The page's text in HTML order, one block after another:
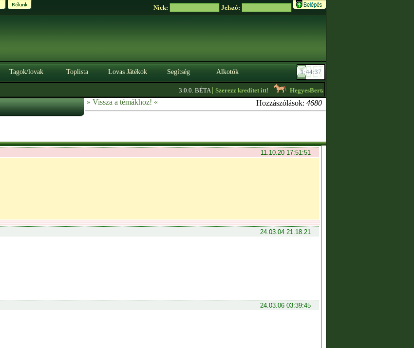
Nick: Jelszó:
Tagok/lovak Toplista Lovas Játékok Segítség Alkotók
3.0.0. BÉTA|Szerezz kreditet itt! HegyesBerta- Nézzétek meg az ,,Aktuális
» Vissza a témákhoz! « Hozzászólások: 4680
11.10.20 17:51:51
24.03.04 21:18:21
24.03.06 03:39:45